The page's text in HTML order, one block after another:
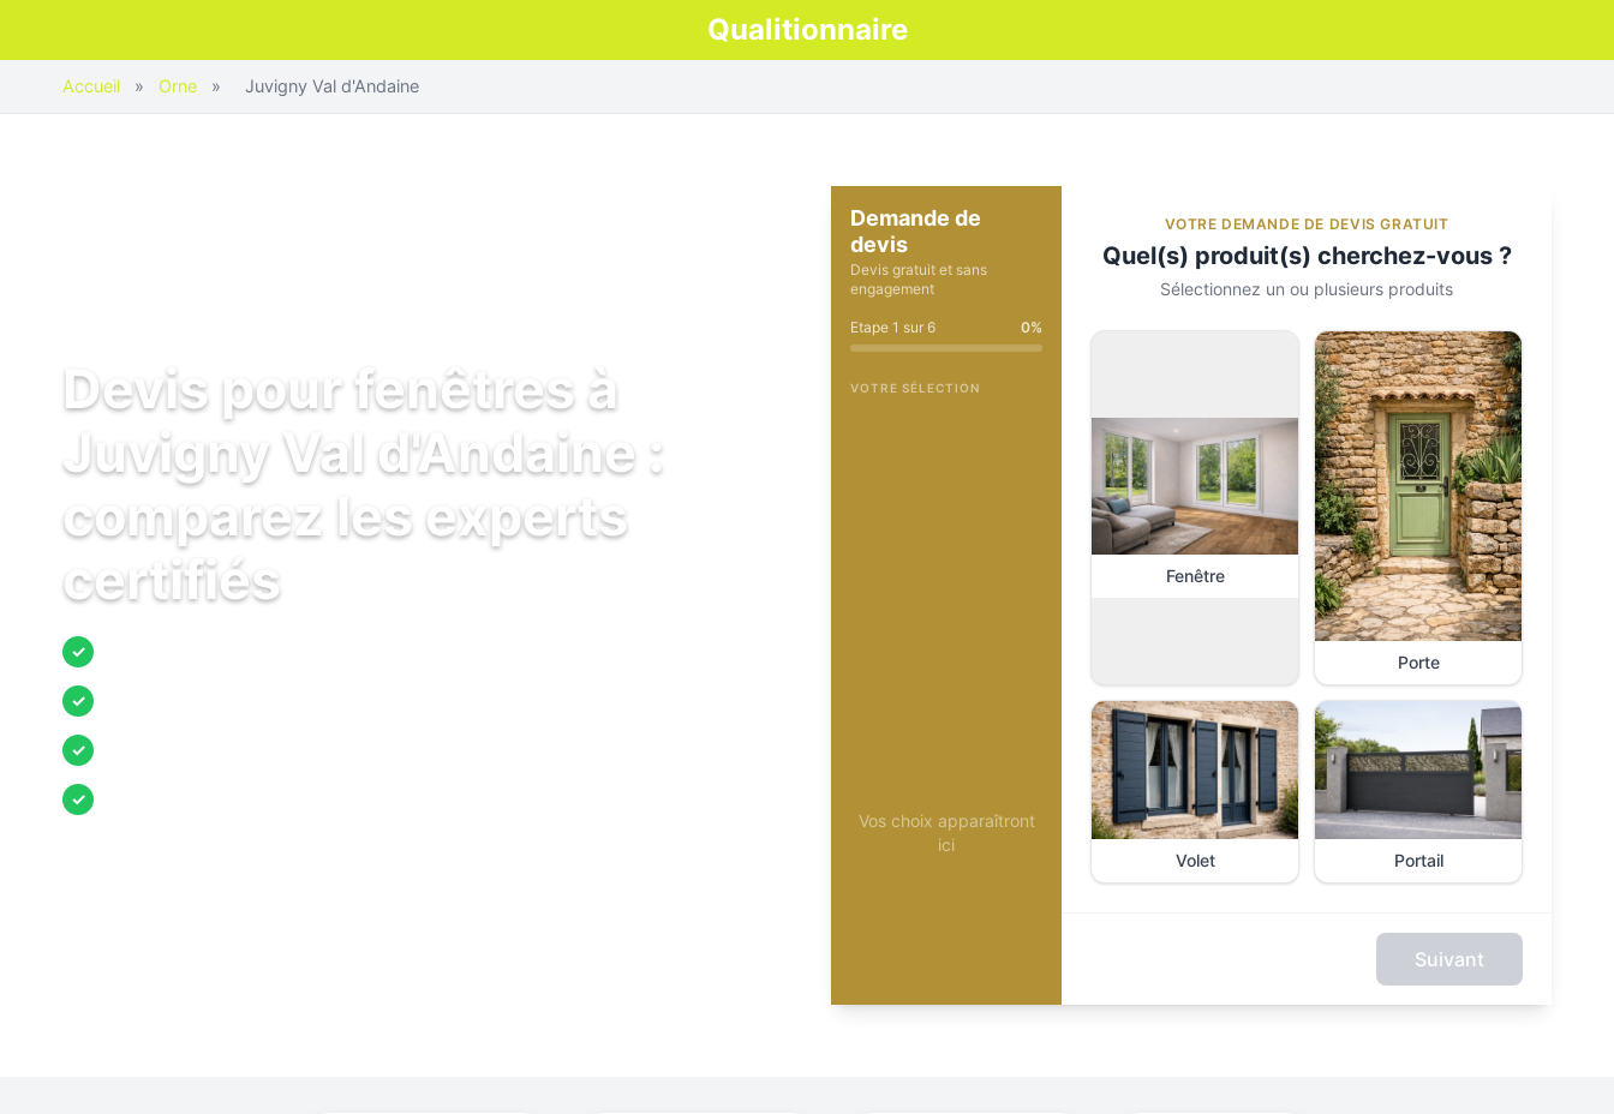
Qualitionnaire
Accueil » Orne » Juvigny Val d'Andaine
Devis pour fenêtres à
Juvigny Val d'Andaine :
comparez les experts
certifiés
✓
✓
✓
✓
Demande de
devis
Devis gratuit et sans
engagement
Etape 1 sur 6 0%
VOTRE SÉLECTION
Vos choix apparaîtront
ici
VOTRE DEMANDE DE DEVIS GRATUIT
Quel(s) produit(s) cherchez-vous ?
Sélectionnez un ou plusieurs produits
Fenêtre
Porte
Volet Portail
Suivant